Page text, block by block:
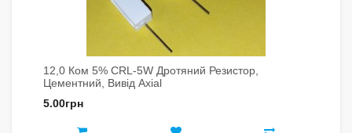
12,0 Ком 5% CRL-5W Дротяний Резистор,
Цементний, Вивід Axial
5.00грн